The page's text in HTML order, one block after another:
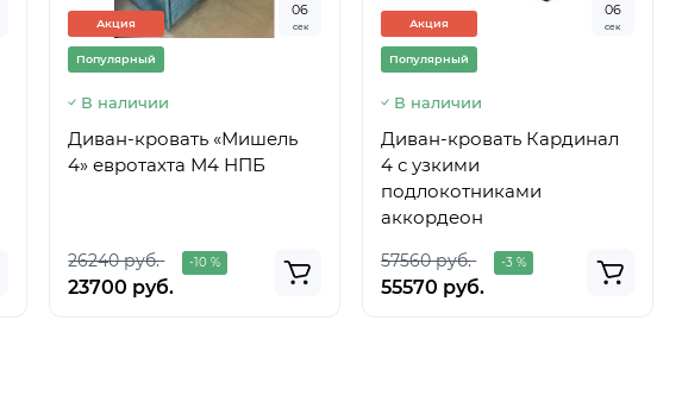
Акция
Популярный
05
сек
В наличии
Диван-кровать «Мишель
4» евротахта М4 НПБ
26240 руб. -10 %
23700 руб.
Акция
Популярный
05
сек
В наличии
Диван-кровать Кардинал
4 с узкими
подлокотниками
аккордеон
57560 руб. -3 %
55570 руб.